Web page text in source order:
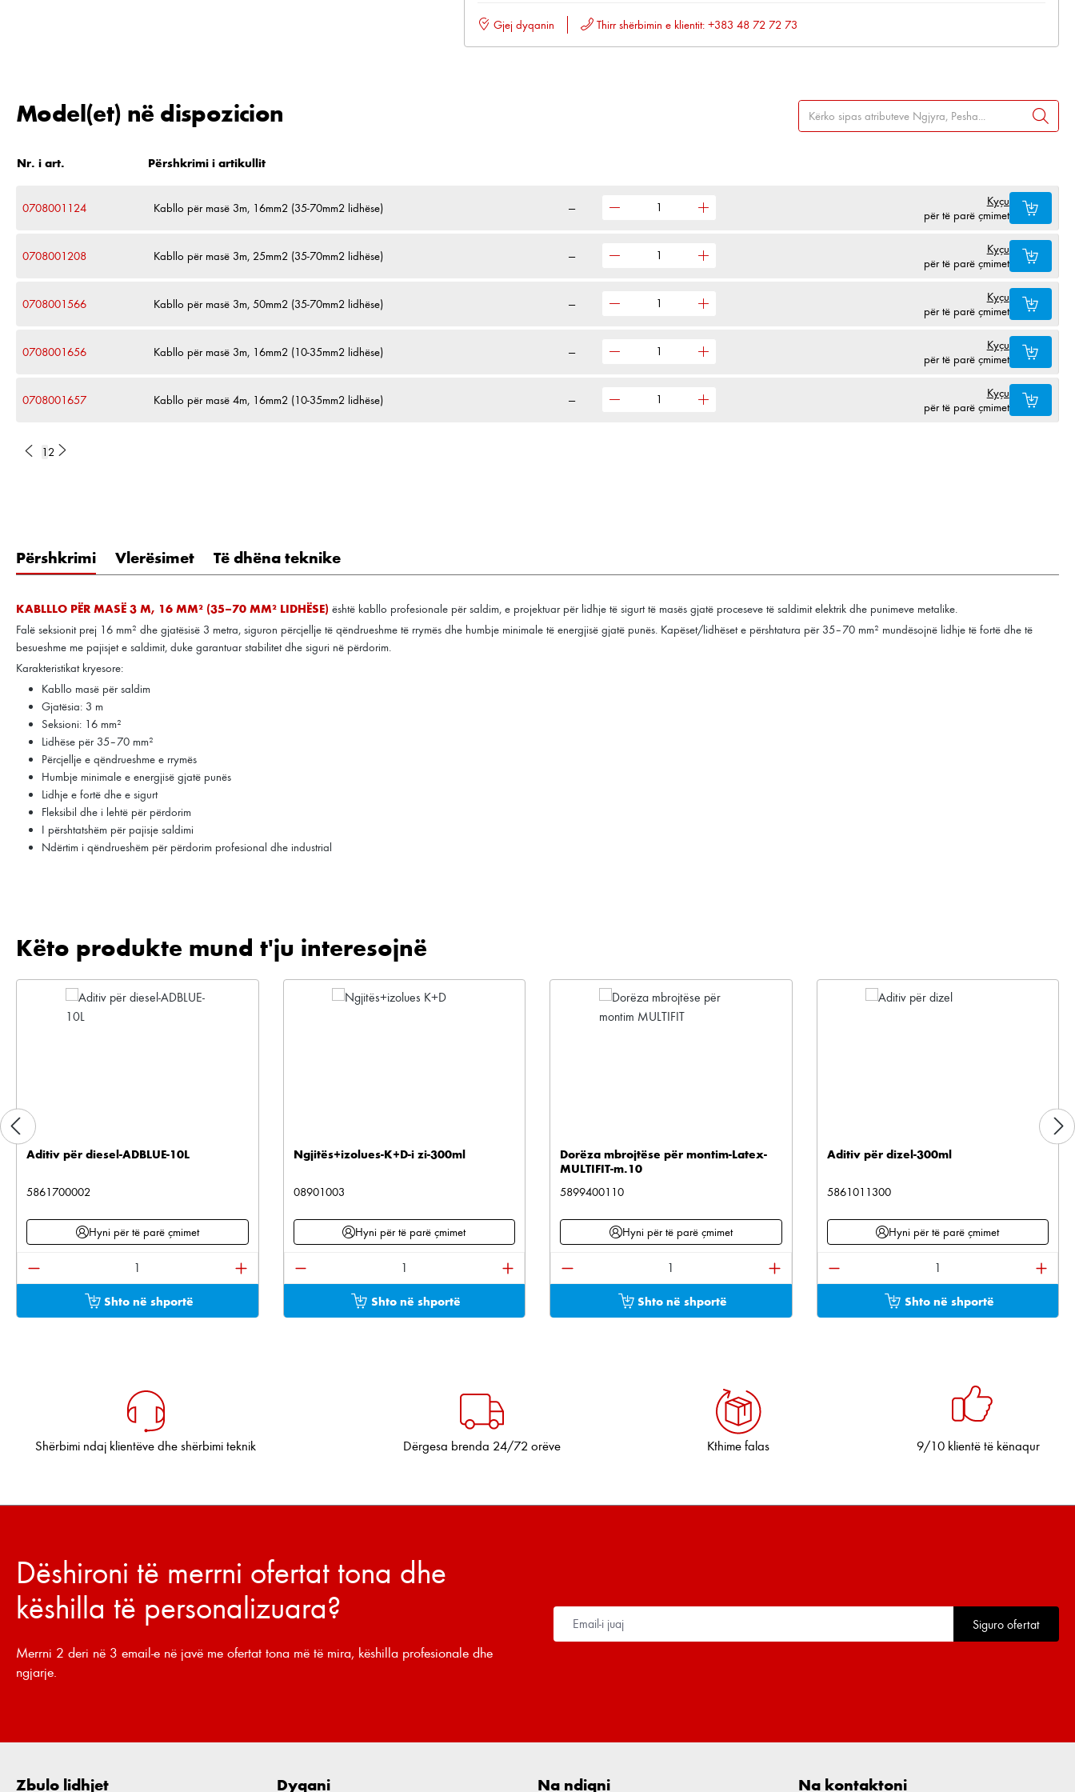
Gjej dyqanin Thirr shërbimin e klientit: +383 48 72 72 73
Model(et) në dispozicion
Nr. i art. Përshkrimi i artikullit
0708001124 Kabllo për masë 3m, 16mm2 (35-70mm2 lidhëse) —
Kyçu
për të parë çmimet
0708001208 Kabllo për masë 3m, 25mm2 (35-70mm2 lidhëse) —
Kyçu
për të parë çmimet
0708001566 Kabllo për masë 3m, 50mm2 (35-70mm2 lidhëse) —
Kyçu
për të parë çmimet
0708001656 Kabllo për masë 3m, 16mm2 (10-35mm2 lidhëse) —
Kyçu
për të parë çmimet
0708001657 Kabllo për masë 4m, 16mm2 (10-35mm2 lidhëse) —
Kyçu
për të parë çmimet
1 2
Përshkrimi Vlerësimet Të dhëna teknike
KABLLLO PËR MASË 3 M, 16 MM² (35–70 MM² LIDHËSE) është kabllo profesionale për saldim, e projektuar për lidhje të sigurt të masës gjatë proceseve të saldimit elektrik dhe punimeve metalike.
Falë seksionit prej 16 mm² dhe gjatësisë 3 metra, siguron përcjellje të qëndrueshme të rrymës dhe humbje minimale të energjisë gjatë punës. Kapëset/lidhëset e përshtatura për 35–70 mm² mundësojnë lidhje të fortë dhe të
besueshme me pajisjet e saldimit, duke garantuar stabilitet dhe siguri në përdorim.
Karakteristikat kryesore:
Kabllo masë për saldim
Gjatësia: 3 m
Seksioni: 16 mm²
Lidhëse për 35–70 mm²
Përcjellje e qëndrueshme e rrymës
Humbje minimale e energjisë gjatë punës
Lidhje e fortë dhe e sigurt
Fleksibil dhe i lehtë për përdorim
I përshtatshëm për pajisje saldimi
Ndërtim i qëndrueshëm për përdorim profesional dhe industrial
Kalo galerinë e produktit
Këto produkte mund t'ju interesojnë
Aditiv për diesel-ADBLUE-10L
5861700002
Hyni për të parë çmimet
Sasia e produktit: Shkruani sasinë e dëshiruar ose përdorni butonat për të rritur ose ulur sasinë.
Shto në shportë
Ngjitës+izolues-K+D-i zi-300ml
08901003
Hyni për të parë çmimet
Sasia e produktit: Shkruani sasinë e dëshiruar ose përdorni butonat për të rritur ose ulur sasinë.
Shto në shportë
Dorëza mbrojtëse për montim-Latex-
MULTIFIT-m.10
5899400110
Hyni për të parë çmimet
Sasia e produktit: Shkruani sasinë e dëshiruar ose përdorni butonat për
Shto në shportë
Aditiv për dizel-300ml
5861011300
Hyni për të parë çmimet
Sasia e produktit: Shkruani
Shto në shportë
Shërbimi ndaj klientëve dhe shërbimi teknik Dërgesa brenda 24/72 orëve Kthime falas 9/10 klientë të kënaqur
Dëshironi të merrni ofertat tona dhe
këshilla të personalizuara?
Merrni 2 deri në 3 email-e në javë me ofertat tona më të mira, këshilla profesionale dhe
ngjarje.
Siguro ofertat
Zbulo lidhjet Dyqani Na ndiqni Na kontaktoni